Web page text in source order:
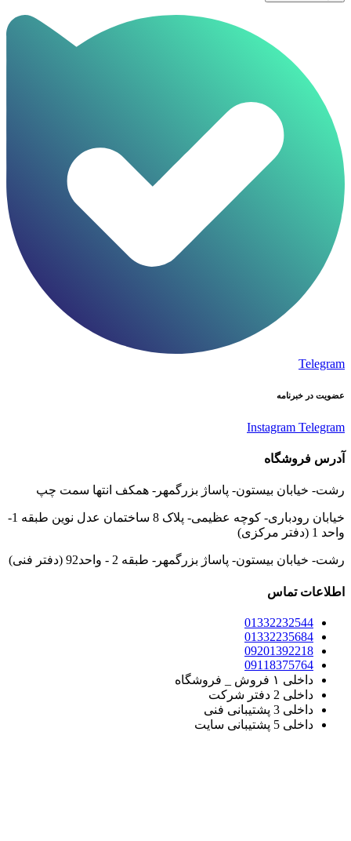
Telegram
عضویت در خبرنامه
Instagram Telegram
آدرس فروشگاه
رشت- خیابان بیستون- پاساژ بزرگمهر- همکف انتها سمت چپ
خیابان رودباری- کوچه عظیمی- پلاک 8 ساختمان عدل نوین طبقه 1-
واحد 1 (دفتر مرکزی)
رشت- خیابان بیستون- پاساژ بزرگمهر- طبقه 2 - واحد92 (دفتر فنی)
اطلاعات تماس
01332232544
01332235684
09201392218
09118375764
داخلی ۱ فروش _ فروشگاه
داخلی 2 دفتر شرکت
داخلی 3 پشتیبانی فنی
داخلی 5 پشتیبانی سایت